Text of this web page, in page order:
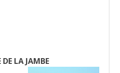
DE LA JAMBE